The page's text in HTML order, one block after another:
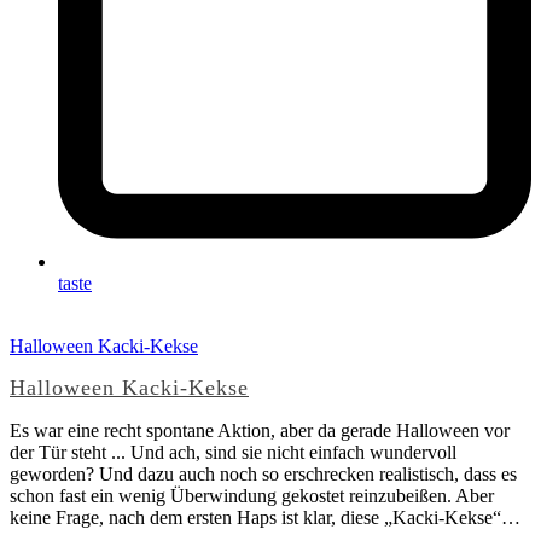
taste
Halloween Kacki-Kekse
Halloween Kacki-Kekse
Es war eine recht spontane Aktion, aber da gerade Halloween vor
der Tür steht ... Und ach, sind sie nicht einfach wundervoll
geworden? Und dazu auch noch so erschrecken realistisch, dass es
schon fast ein wenig Überwindung gekostet reinzubeißen. Aber
keine Frage, nach dem ersten Haps ist klar, diese „Kacki-Kekse“…